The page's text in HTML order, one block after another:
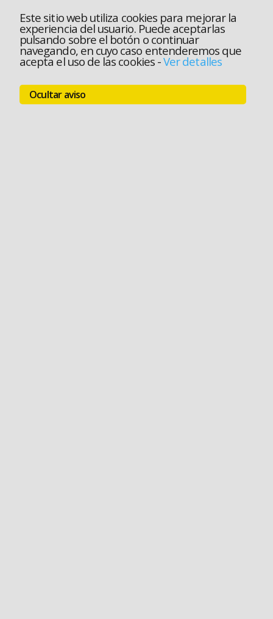
Este sitio web utiliza cookies para mejorar la
experiencia del usuario. Puede aceptarlas
pulsando sobre el botón o continuar
navegando, en cuyo caso entenderemos que
acepta el uso de las cookies-Ver detalles
Ocultar aviso